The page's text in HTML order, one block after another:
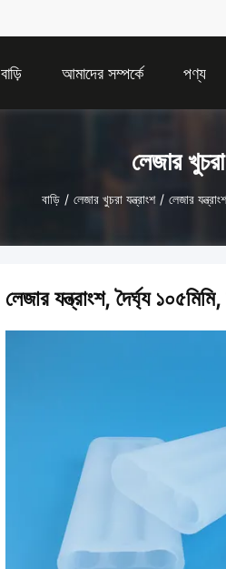
বাড়ি আমাদের সম্পর্কে পণ্য
লেজার
বাড়ি / লেজার খুচরা যন্ত্রাংশ / লেজার
লেজার যন্ত্রাংশ, দৈর্ঘ্য